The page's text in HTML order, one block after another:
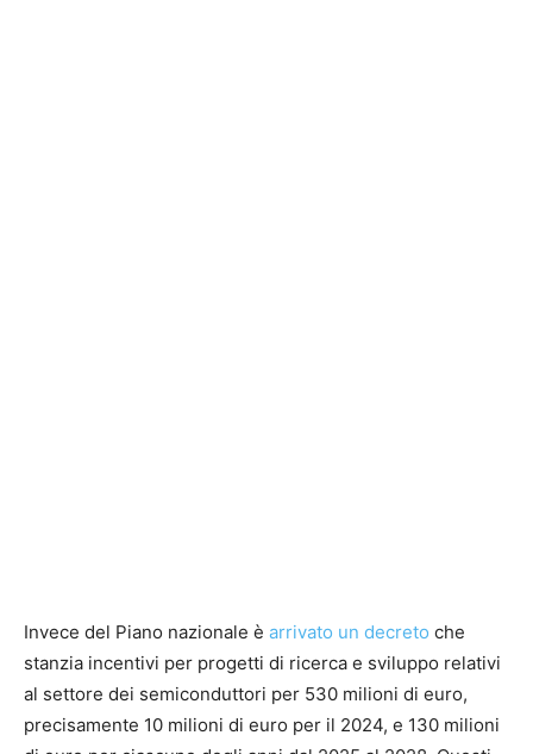
Invece del Piano nazionale è arrivato un decreto che
stanzia incentivi per progetti di ricerca e sviluppo relativi
al settore dei semiconduttori per 530 milioni di euro,
precisamente 10 milioni di euro per il 2024, e 130 milioni